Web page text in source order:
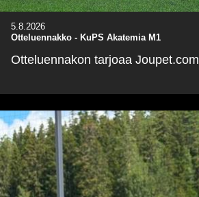
5.8.2026
Otteluennakko - KuPS Akatemia M1
Otteluennakon tarjoaa Joupet.com